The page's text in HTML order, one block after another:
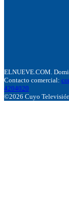
ELNUEVE.COM.
Contacto comercial:
4204020
©2026 Cuyo